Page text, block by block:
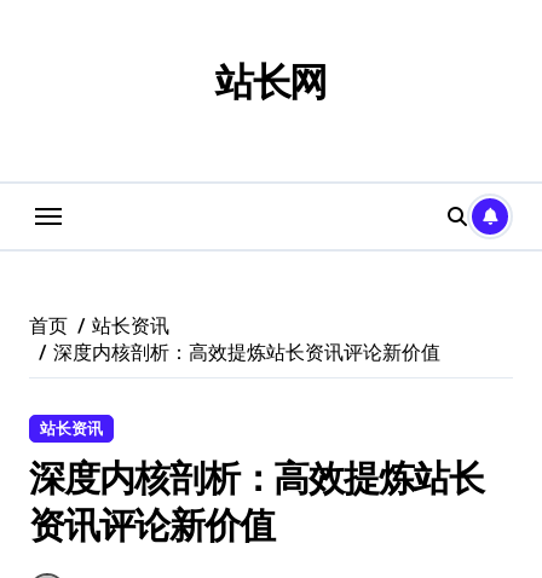
站长网
首页
站长资讯
深度内核剖析：高效提炼站长资讯评论新价值
站长资讯
深度内核剖析：高效提炼站长
资讯评论新价值